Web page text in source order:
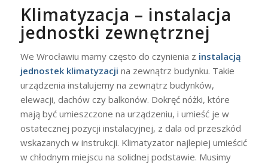
Klimatyzacja – instalacja
jednostki zewnętrznej
We Wrocławiu mamy często do czynienia z instalacją
jednostek klimatyzacji na zewnątrz budynku. Takie
urządzenia instalujemy na zewnątrz budynków,
elewacji, dachów czy balkonów. Dokręć nóżki, które
mają być umieszczone na urządzeniu, i umieść je w
ostatecznej pozycji instalacyjnej, z dala od przeszkód
wskazanych w instrukcji. Klimatyzator najlepiej umieścić
w chłodnym miejscu na solidnej podstawie. Musimy